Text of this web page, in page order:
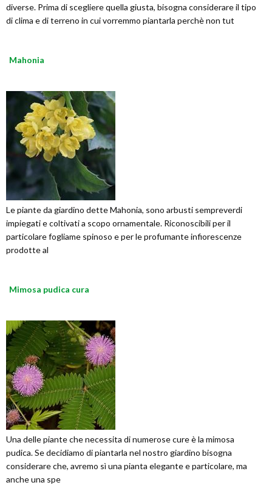
diverse. Prima di scegliere quella giusta, bisogna considerare il tipo
di clima e di terreno in cui vorremmo piantarla perchè non tut
Mahonia
Le piante da giardino dette Mahonia, sono arbusti sempreverdi
impiegati e coltivati a scopo ornamentale. Riconoscibili per il
particolare fogliame spinoso e per le profumante infiorescenze
prodotte al
Mimosa pudica cura
Una delle piante che necessita di numerose cure è la mimosa
pudica. Se decidiamo di piantarla nel nostro giardino bisogna
considerare che, avremo sì una pianta elegante e particolare, ma
anche una spe